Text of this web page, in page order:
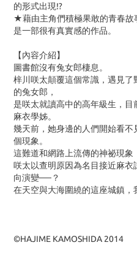
的形式出現!?
★藉由主角們積極果敢的青春故
是一部很有真實感的作品。
【內容介紹】
圖書館沒有兔女郎棲息。
梓川咲太顛覆這個常識，遇見
的兔女郎，
是咲太就讀高中的高年級生，
麻衣學姊。
幾天前，她身邊的人們開始看
個現象。
這難道和網路上流傳的神祕現象
咲太以查明原因為名目接近麻
向演變──？
在天空與大海圍繞的這座城鎮，
©HAJIME KAMOSHIDA 2014